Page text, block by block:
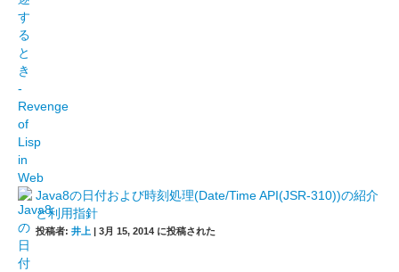
Java8の日付および時刻処理(Date/Time API(JSR-310))の紹介
と利用指針
投稿者: 井上 | 3月 15, 2014 に投稿された